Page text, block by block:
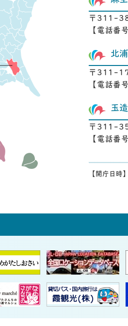
〒311-
【電話
北
〒311-
【電話
玉
〒311-
【電話
【開庁日時